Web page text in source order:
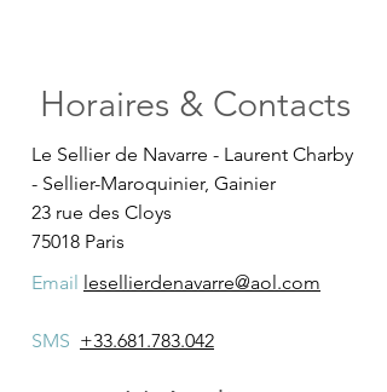
Horaires & Contacts
Le Sellier de Navarre - Laurent Charby
- Sellier-Maroquinier, Gainier
23 rue des Cloys
75018 Paris
Email lesellierdenavarre@aol.com
SMS +33.681.783.042